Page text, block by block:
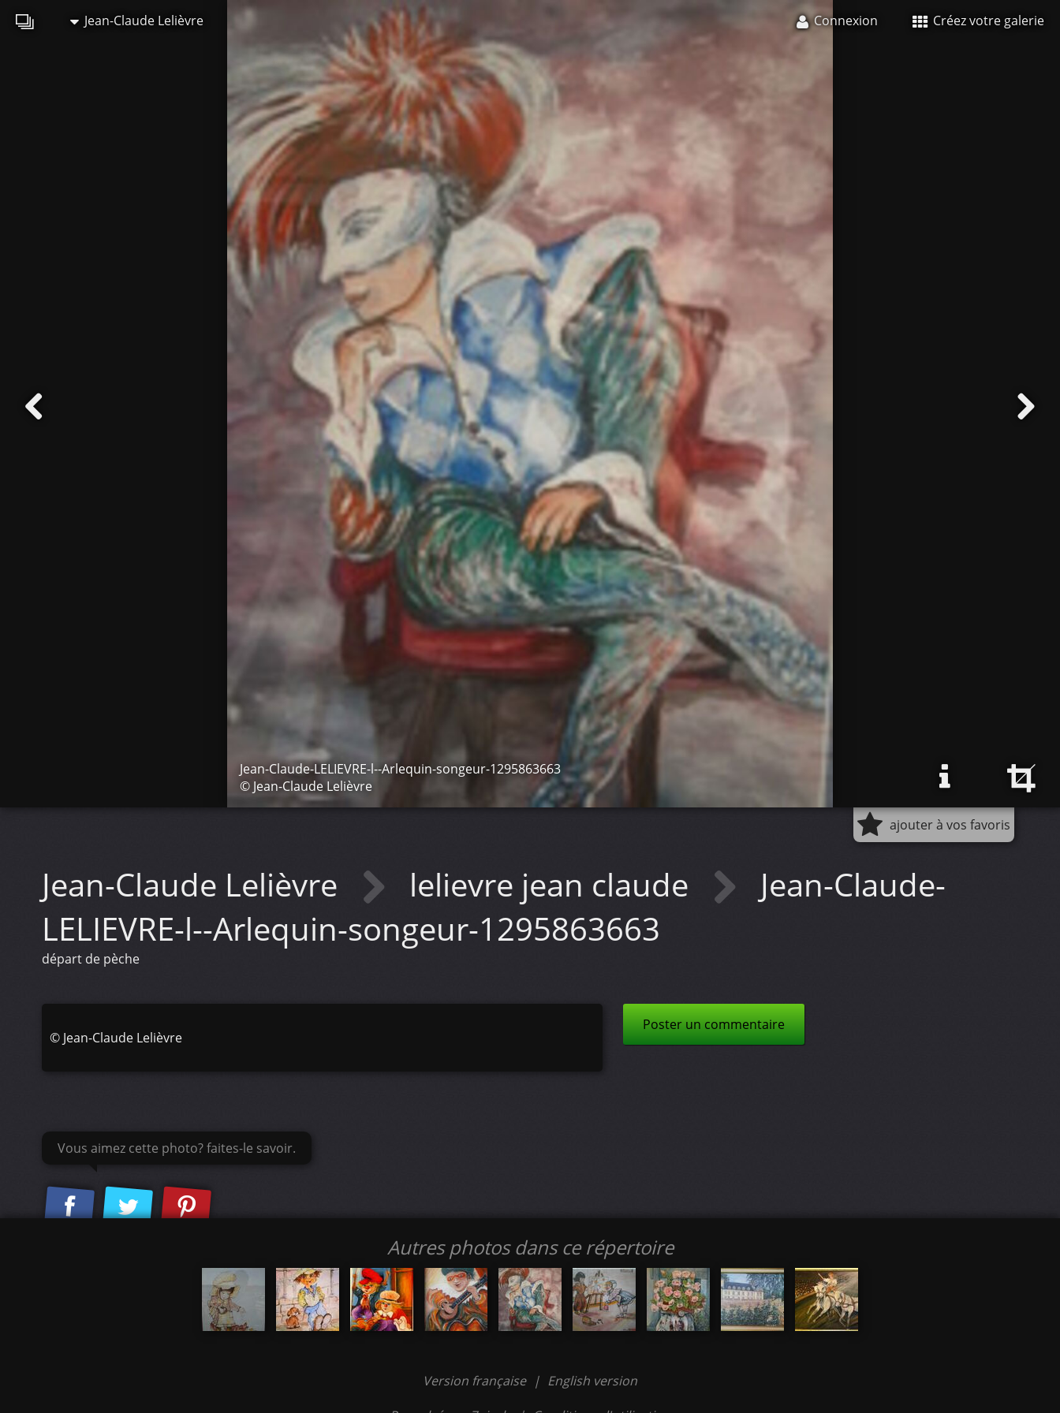
Jean-Claude Lelièvre Connexion Créez votre galerie
Jean-Claude-LELIEVRE-l--Arlequin-songeur-1295863663
© Jean-Claude Lelièvre
ajouter à vos favoris
Jean-Claude Lelièvre lelievre jean claude
Jean-Claude-
LELIEVRE-l--Arlequin-songeur-1295863663
départ de pèche
© Jean-Claude Lelièvre
Poster un commentaire
Vous aimez cette photo? faites-le savoir.
Autres photos dans ce répertoire
Version française | English version